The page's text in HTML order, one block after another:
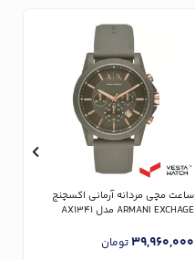
ساعت مچی مردانه آرمانی اکسچنج
ARMANI EXCHAGE مدل AX1341
39,960,000تومان